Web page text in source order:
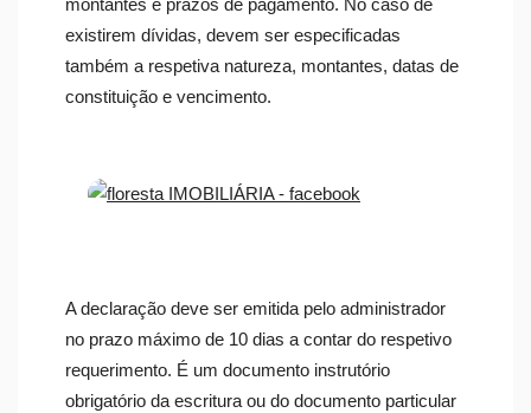
montantes e prazos de pagamento. No caso de
existirem dívidas, devem ser especificadas
também a respetiva natureza, montantes, datas de
constituição e vencimento.
A declaração deve ser emitida pelo administrador
no prazo máximo de 10 dias a contar do respetivo
requerimento. É um documento instrutório
obrigatório da escritura ou do documento particular